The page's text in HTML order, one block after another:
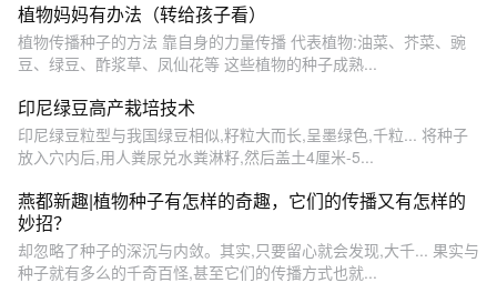
植物妈妈有办法（转给孩子看）
植物传播种子的方法 靠自身的力量传播 代表植物:油菜、芥菜、豌
豆、绿豆、酢浆草、凤仙花等 这些植物的种子成熟...
印尼绿豆高产栽培技术
印尼绿豆粒型与我国绿豆相似,籽粒大而长,呈墨绿色,千粒... 将种子
放入穴内后,用人粪尿兑水粪淋籽,然后盖土4厘米-5...
燕都新趣|植物种子有怎样的奇趣，它们的传播又有怎样的
妙招？
却忽略了种子的深沉与内敛。其实,只要留心就会发现,大千... 果实与
种子就有多么的千奇百怪,甚至它们的传播方式也就...